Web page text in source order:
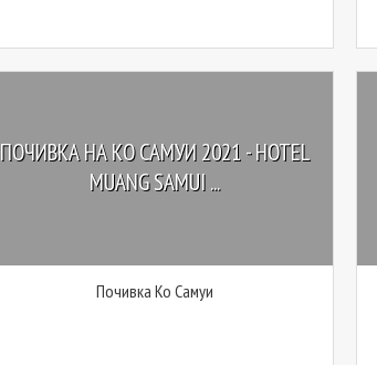
ПОЧИВКА НА КО САМУИ 2021 - HOTEL
MUANG SAMUI ...
Почивка Ко Самуи